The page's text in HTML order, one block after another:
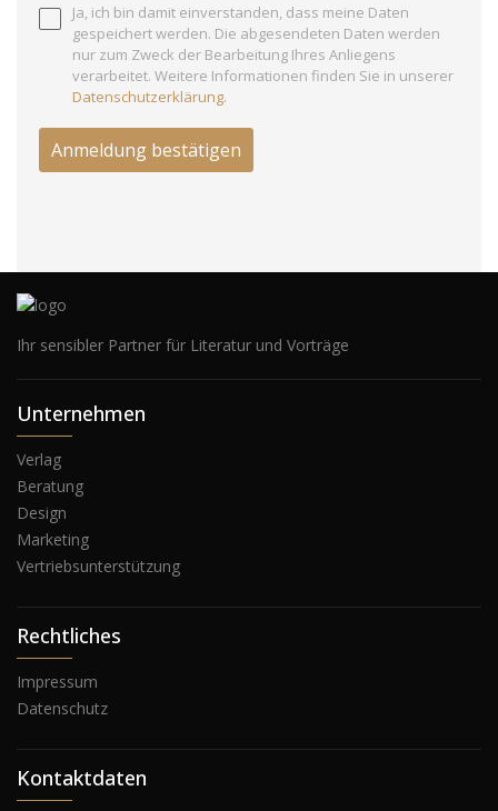
Ja, ich bin damit einverstanden, dass meine Daten
gespeichert werden. Die abgesendeten Daten werden
nur zum Zweck der Bearbeitung Ihres Anliegens
verarbeitet. Weitere Informationen finden Sie in unserer
Datenschutzerklärung.
Ihr sensibler Partner für Literatur und Vorträge
Unternehmen
Verlag
Beratung
Design
Marketing
Vertriebsunterstützung
Rechtliches
Impressum
Datenschutz
Kontaktdaten